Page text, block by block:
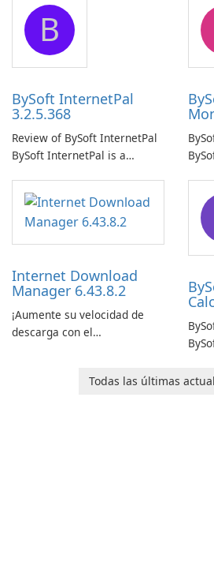
ensure the continuous and
uninterrupted operation of
your computer system.
to
B
BySoft InternetPal
3.2.5.368
Review of BySoft InternetPal
BySoft InternetPal is a
application designed to
monitor your internet
connection and provide real-
time insights into its
Internet Download
Manager 6.43.8.2
¡Aumente su velocidad de
descarga con el
Todas las últimas